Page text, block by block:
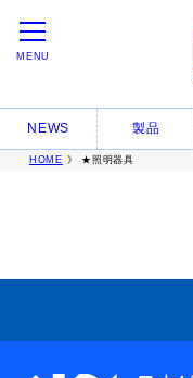
MENU
NEWS 製品
HOME 》 ★照明器具